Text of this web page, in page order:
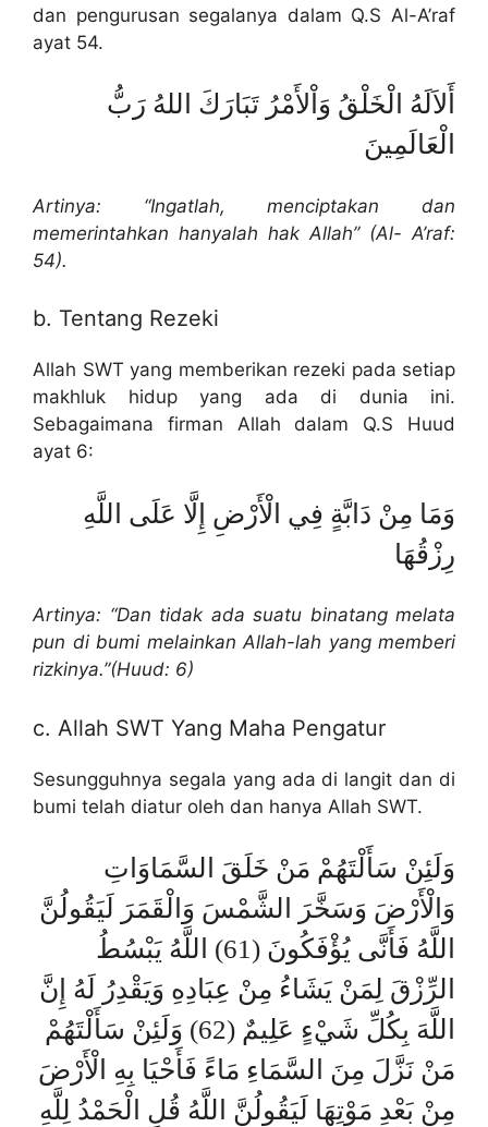
dan pengurusan segalanya dalam Q.S Al-A’raf
ayat 54.
أَلاَلَهُ الْخَلْقُ وَاْلأَمْرُ تَبَارَكَ اللهُ رَبُّ
الْعَالَمِينَ
Artinya: “Ingatlah, menciptakan dan
memerintahkan hanyalah hak Allah” (Al- A’raf:
54).
b. Tentang Rezeki
Allah SWT yang memberikan rezeki pada setiap
makhluk hidup yang ada di dunia ini.
Sebagaimana firman Allah dalam Q.S Huud
ayat 6:
وَمَا مِنْ دَابَّةٍ فِي الْأَرْضِ إِلَّا عَلَى اللَّهِ
رِزْقُهَا
Artinya: “Dan tidak ada suatu binatang melata
pun di bumi melainkan Allah-lah yang memberi
rizkinya.”(Huud: 6)
c. Allah SWT Yang Maha Pengatur
Sesungguhnya segala yang ada di langit dan di
bumi telah diatur oleh dan hanya Allah SWT.
وَلَئِنْ سَأَلْتَهُمْ مَنْ خَلَقَ السَّمَاوَاتِ
وَالْأَرْضَ وَسَخَّرَ الشَّمْسَ وَالْقَمَرَ لَيَقُولُنَّ
اللَّهُ فَأَنَّى يُؤْفَكُونَ (61) اللَّهُ يَبْسُطُ
الرِّزْقَ لِمَنْ يَشَاءُ مِنْ عِبَادِهِ وَيَقْدِرُ لَهُ إِنَّ
اللَّهَ بِكُلِّ شَيْءٍ عَلِيمٌ (62) وَلَئِنْ سَأَلْتَهُمْ
مَنْ نَزَّلَ مِنَ السَّمَاءِ مَاءً فَأَحْيَا بِهِ الْأَرْضَ
مِنْ بَعْدِ مَوْتِهَا لَيَقُولُنَّ اللَّهُ قُلِ الْحَمْدُ لِلَّهِ